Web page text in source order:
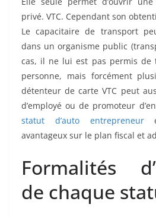
privé. VTC. Cependant son
Le capacitaire de transport
dans un organisme public
cas, il ne lui est pas permis de
personne, mais forcément
détenteur de carte VTC peut
d’employé ou de promoteur
statut d’auto entrepreneur
avantageux sur le plan fiscal et
Formalités
de chaque